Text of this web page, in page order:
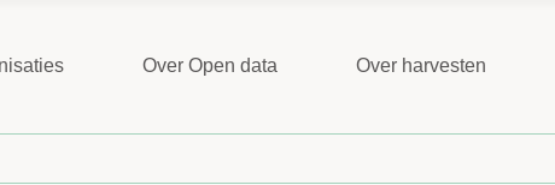
Over Open data Over harvesten